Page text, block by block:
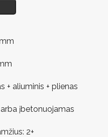
+ aliuminis + plienas
įbetonuojamas
2+